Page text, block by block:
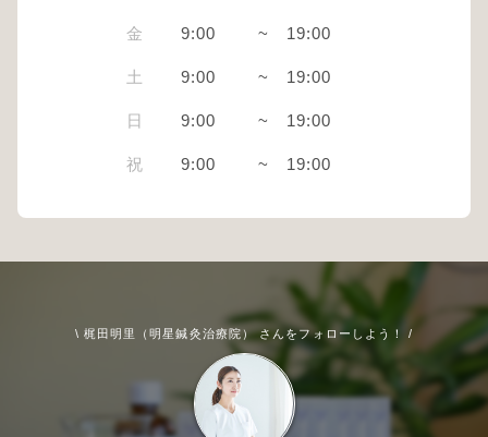
金 9:00 ~ 19:00
土 9:00 ~ 19:00
日 9:00 ~ 19:00
祝 9:00 ~ 19:00
\ 梶田明里（明星鍼灸治療院） さんをフォローしよう！ /